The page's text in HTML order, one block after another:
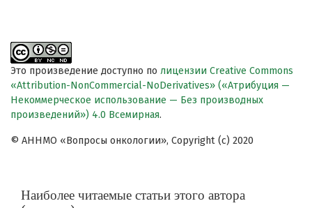
Это произведение доступно по лицензии Creative Commons
«Attribution-NonCommercial-NoDerivatives» («Атрибуция —
Некоммерческое использование — Без производных
произведений») 4.0 Всемирная.
© АННМО «Вопросы онкологии», Copyright (c) 2020
Наиболее читаемые статьи этого автора